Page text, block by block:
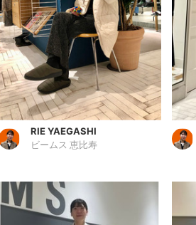
RIE YAEGASHI
ビームス 恵比寿